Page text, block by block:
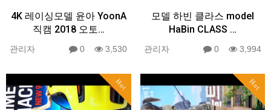
4K 레이싱모델 윤아 YoonA
직캠 2018 오토…
관리자 0 3,530
모델 하빈 클라스 model
HaBin CLASS …
관리자 0 3,994
Hot Hot